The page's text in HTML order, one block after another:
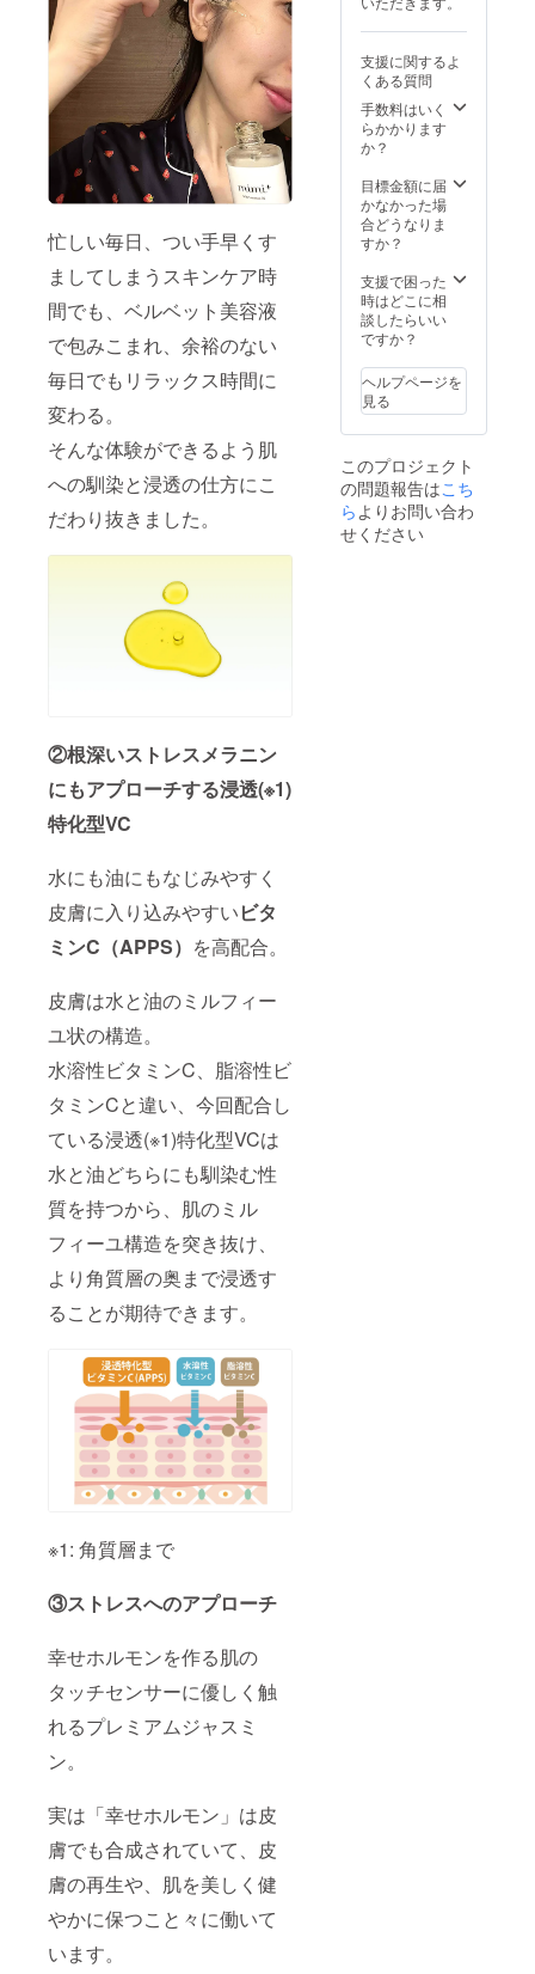
忙しい毎日、つい手早くす
ましてしまうスキンケア時
間でも、ベルベット美容液
で包みこまれ、余裕のない
毎日でもリラックス時間に
変わる。
そんな体験ができるよう肌
への馴染と浸透の仕方にこ
だわり抜きました。
②根深いストレスメラニン
にもアプローチする浸透(※1)
特化型VC
水にも油にもなじみやすく
皮膚に入り込みやすいビタ
ミンC（APPS） を高配合。
皮膚は水と油のミルフィー
ユ状の構造。
水溶性ビタミンC、脂溶性ビ
タミンCと違い、今回配合し
ている浸透(※1)特化型VCは
水と油どちらにも馴染む性
質を持つから、肌のミル
フィーユ構造を突き抜け、
より角質層の奥まで浸透す
ることが期待できます。
※1: 角質層まで
③ストレスへのアプローチ
幸せホルモンを作る肌の
タッチセンサーに優しく触
れるプレミアムジャスミ
ン。
実は「幸せホルモン」は皮
膚でも合成されていて、皮
膚の再生や、肌を美しく健
やかに保つこと々に働いて
います。
ランド
オー
スケ
ジュー
ルの調
整をし
す。
※ZOOM
への接
する通
信費等
は、支
援者様
となり
ます。
支援に関するよ
くある質問
手数料はいく
らかかります
か？
目標金額に届
かなかった場
合どうなりま
すか？
支援で困った
時はどこに相
談したらいい
ですか？
ヘルプページを
見る
このプロジェクト
の問題報告はこち
らよりお問い合わ
せください